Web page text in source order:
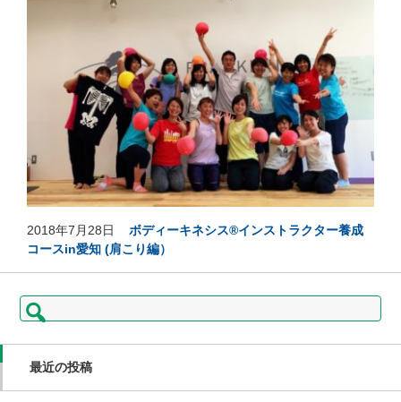
2018年7月28日 ボディーキネシス®インストラクター養成
コースin愛知 (肩こり編）
検
索:
最近の投稿